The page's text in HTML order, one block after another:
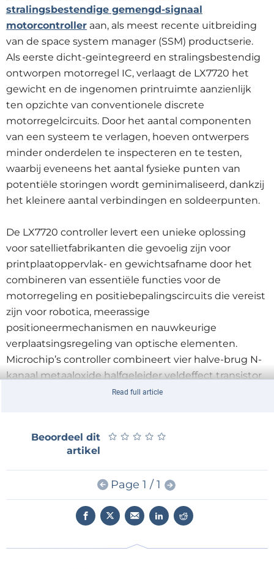
stralingsbestendige gemengd-signaal
motorcontroller aan, als meest recente uitbreiding
van de space system manager (SSM) productserie.
Als eerste dicht-geïntegreerd en stralingsbestendig
ontworpen motorregel IC, verlaagt de LX7720 het
gewicht en de ingenomen printruimte aanzienlijk
ten opzichte van conventionele discrete
motorregelcircuits. Door het aantal componenten
van een systeem te verlagen, hoeven ontwerpers
minder onderdelen te inspecteren en te testen,
waarbij eveneens het aantal fysieke punten van
potentiële storingen wordt geminimaliseerd, dankzij
het kleinere aantal verbindingen en soldeerpunten.
De LX7720 controller levert een unieke oplossing
voor satellietfabrikanten die gevoelig zijn voor
printplaatoppervlak- en gewichtsafname door het
combineren van essentiële functies voor de
motorregeling en positiebepalingscircuits die vereist
zijn voor robotica, meerassige
positioneermechanismen en nauwkeurige
verplaatsingsregeling van optische elementen.
Microchip’s controller combineert vier halve-brug N-
kanaal metaaloxide halfgeleider veldeffect transistor
(MOSFET) stuurtrappen (drivers), vier zwevende
stuurtrap, drie differentiële resolver sense ingangen,
zes bi-level logica ingangen, vermogensstuurtrappen
via externe veldeffect transistoren (FET’s), regellus-
elektronica voor spanning of stroomregeling, positie
teruglezen (resolver, potentiometer,
grenswaardeschakelaars enzovoort), storingsdetectie
Read full article
Beoordeel dit
artikel
★ ★ ★ ★ ★
★ ★ ★ ★ ★
Page 1 / 1